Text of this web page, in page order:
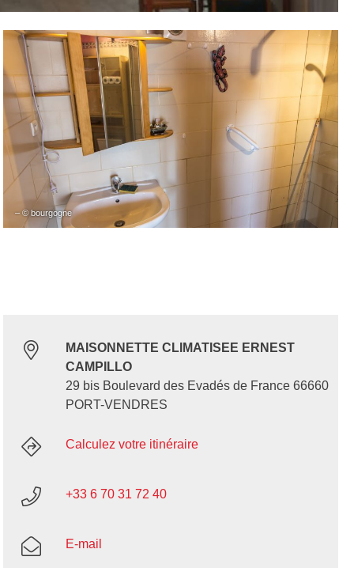
– © bourgogne
MAISONNETTE CLIMATISEE ERNEST
CAMPILLO
29 bis Boulevard des Evadés de France 66660
PORT-VENDRES
Calculez votre itinéraire
+33 6 70 31 72 40
E-mail